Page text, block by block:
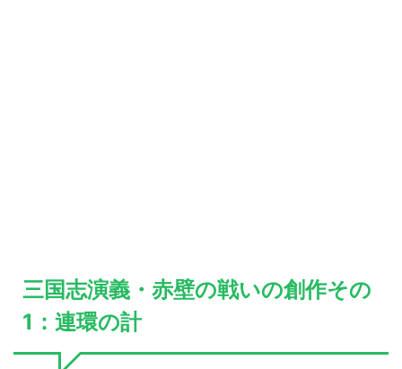
三国志演義・赤壁の戦いの創作その
1：連環の計